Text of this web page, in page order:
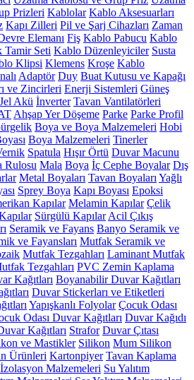
Prizleri Kablolar Kablo Aksesuarları
Kapı Zilleri Pil ve Şarj Cihazları Zaman
Elemanı Fiş Kablo Pabucu Kablo
Tamir Seti Kablo Düzenleyiciler Susta
Klipsi Klemens Kroşe Kablo
Adaptör Duy Buat Kutusu ve Kapağı
ve Zincirleri Enerji Sistemleri Güneş
Jel Akü İnverter Tavan Vantilatörleri
Ahşap Yer Döşeme Parke Parke Profil
Boya ve Boya Malzemeleri Hobi
Boya Malzemeleri Tinerler
Spatula Hışır Örtü Duvar Macunu
Rulosu Mala Boya İç Cephe Boyalar Dış
Metal Boyaları Tavan Boyaları Yağlı
Sprey Boya Kapı Boyası Epoksi
Kapılar Melamin Kapılar Çelik
Sürgülü Kapılar Acil Çıkış
Seramik ve Fayans Banyo Seramik ve
ve Fayansları Mutfak Seramik ve
Mutfak Tezgahları Laminant Mutfak
Tezgahları PVC Zemin Kaplama
Kağıtları Boyanabilir Duvar Kağıtları
Duvar Stickerları ve Etiketleri
Yapışkanlı Folyolar Çocuk Odası
Odası Duvar Kağıtları Duvar Kağıdı
Kağıtları Strafor Duvar Çıtası
ve Mastikler Silikon Mum Silikon
Ürünleri Kartonpiyer Tavan Kaplama
İzolasyon Malzemeleri Su Yalıtım